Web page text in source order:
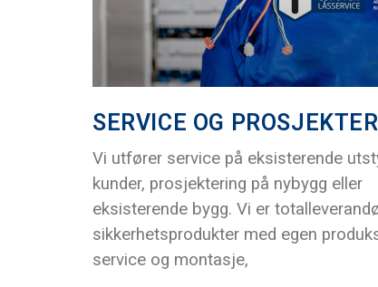
SERVICE OG
Vi utfører service på eksisterende
kunder, prosjektering på nybygg eller
eksisterende bygg. Vi er
sikkerhetsprodukter med egen
service og montasje,